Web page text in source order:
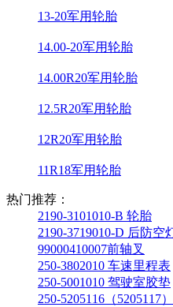
13-20军用轮胎
14.00-20军用轮胎
14.00R20军用轮胎
12.5R20军用轮胎
12R20军用轮胎
11R18军用轮胎
热门推荐：
2190-3101010-B 轮胎
2190-3719010-D 后防空
99000410007前轴叉
250-3802010 车速里程表
250-5001010 驾驶室胶垫
250-5205116（5205117